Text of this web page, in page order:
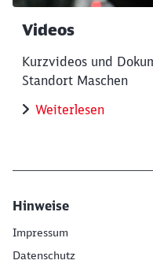
Videos
Kurzvideos und
Standort Maschen
Weiterlesen
Hinweise
Impressum
Datenschutz